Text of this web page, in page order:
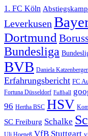
1. FC Köln
Leverkusen
Dortmund
Bundesliga
BVB Daniela Katzenberger
Erfahrungsbericht FC
Fortuna Düsseldorf Fußball
96 Hertha BSC HSV
SC Freiburg Schalke
Uli Hoeneß VfB Stuttgart